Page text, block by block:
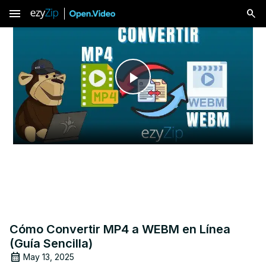
menu
Play
Video
Cómo Convertir MP4 a WEBM en Línea
(Guía Sencilla)
May 13, 2025